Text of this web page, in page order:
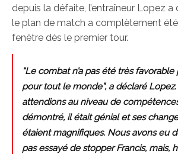
depuis la défaite, l’entraîneur Lopez
le plan de match a complètement
fenêtre dès le premier tour.
“Le combat n’a pas été très favorable
pour tout le monde”, a déclaré Lopez.
attendions au niveau de
démontré, il était génial et ses
étaient magnifiques. Nous avons eu
pas essayé de stopper Francis, mais,